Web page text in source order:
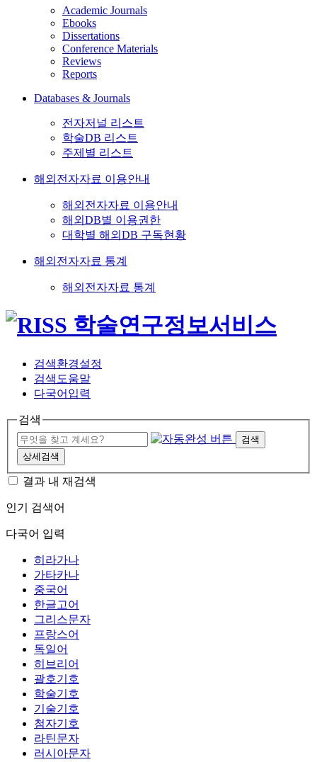
Academic Journals
Ebooks
Dissertations
Conference Materials
Reviews
Reports
Databases & Journals
전자저널 리스트
학술DB 리스트
주제별 리스트
해외전자자료 이용안내
해외전자자료 이용안내
해외DB별 이용권한
대학별 해외DB 구독현황
해외전자자료 통계
해외전자자료 통계
검색환경설정
검색도움말
다국어입력
검색
검색
상세검색
결과 내 재검색
인기 검색어
다국어 입력
히라가나
가타카나
중국어
한글고어
그리스문자
프랑스어
독일어
히브리어
괄호기호
학술기호
기술기호
첨자기호
라틴문자
러시아문자